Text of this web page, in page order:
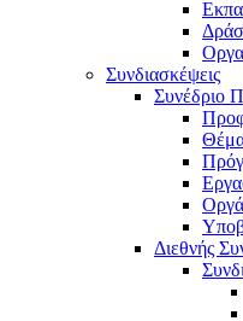
Συνδιασκέψεις
Συνέδριο
Διεθνής